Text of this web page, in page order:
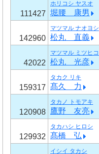
111427
ホリコシ ヤスオ
堀腰 康男
142960
マツマル ナオヨシ
松丸 直義
42022
マツマル ミツヒコ
松丸 光彦
159317
タカク リキ
髙久 力
120908
タカノ トモアキ
鷹野 友亮
129932
タカハシ ヒロシ
髙橋 弘
イシイ タカシ